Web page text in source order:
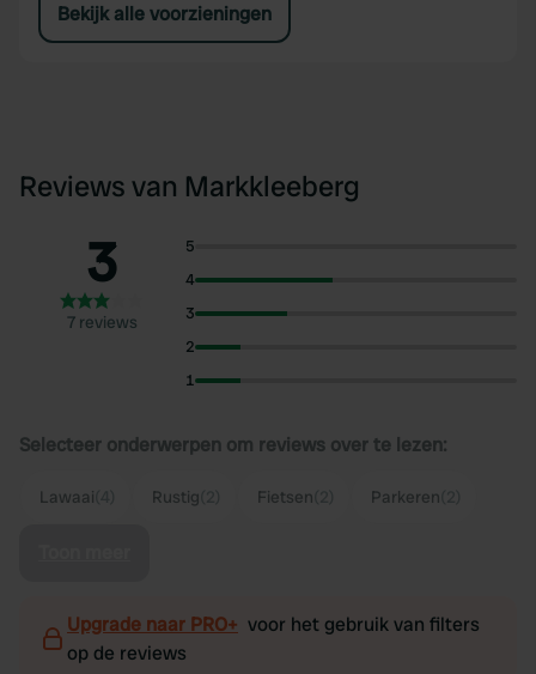
Bekijk alle voorzieningen
Reviews van Markkleeberg
3
7 reviews
5
4
3
2
1
Selecteer onderwerpen om reviews over te lezen:
Lawaai Rustig Fietsen Parkeren
Upgrade naar PRO+ voor het gebruik van filters
op de reviews